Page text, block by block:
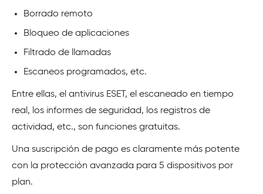
Borrado remoto
Bloqueo de aplicaciones
Filtrado de llamadas
Escaneos programados, etc.
Entre ellas, el antivirus ESET, el escaneado en tiempo
real, los informes de seguridad, los registros de
actividad, etc., son funciones gratuitas.
Una suscripción de pago es claramente más potente
con la protección avanzada para 5 dispositivos por
plan.